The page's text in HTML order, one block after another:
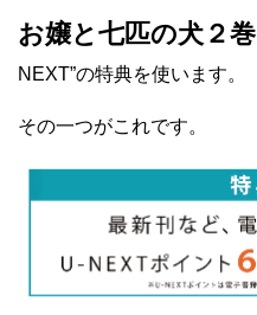
お嬢と七匹の犬２巻
NEXT”の特典を使います。
その一つがこれです。